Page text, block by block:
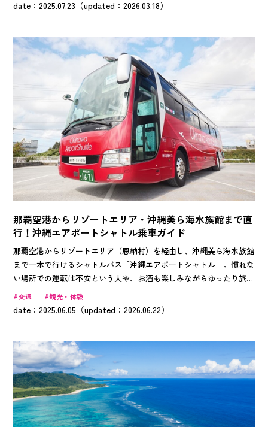
法」「チーム紹介等」イベントにまつわる情報をアップデート配信し
ていきます！ 日本代表との試合も期待される、フランス、ブラジル
代表の試合をいち早くチェックして、世界バレーを120%楽しみませ
date：2025.07.23（updated：2026.03.18）
那覇空港からリゾートエリア・沖縄美ら海水族館まで直
行！沖縄エアポートシャトル乗車ガイド
那覇空港からリゾートエリア（恩納村）を経由し、沖縄美ら海水族館
まで一本で行けるシャトルバス「沖縄エアポートシャトル」。慣れな
い場所での運転は不安という人や、お酒も楽しみながらゆったり旅し
たい人、レンタカーより費用を抑えたい人におすすめです。今回は沖
縄エアポートシャトルの乗り方から楽しみ方、魅力をご紹介します。
交通 観光・体験
date：2025.06.05（updated：2026.06.22）